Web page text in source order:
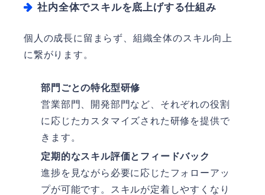
社内全体でスキルを底上げする仕組み
個人の成長に留まらず、組織全体のスキル向上
に繋がります。
部門ごとの特化型研修
営業部門、開発部門など、それぞれの役割
に応じたカスタマイズされた研修を提供で
きます。
定期的なスキル評価とフィードバック
進捗を見ながら必要に応じたフォローアッ
プが可能です。スキルが定着しやすくなり